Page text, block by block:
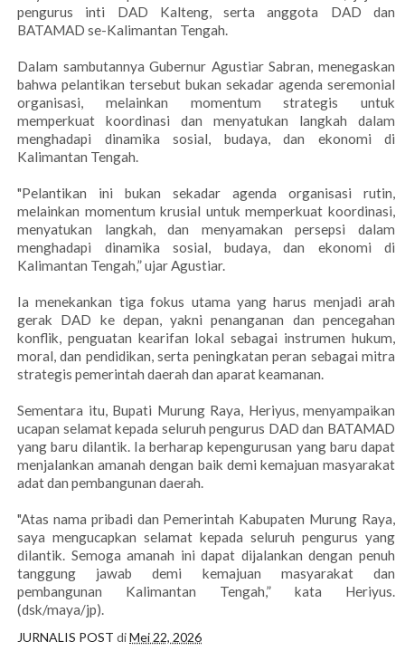
pengurus inti DAD Kalteng, serta anggota DAD dan
BATAMAD se-Kalimantan Tengah.
Dalam sambutannya Gubernur Agustiar Sabran, menegaskan
bahwa pelantikan tersebut bukan sekadar agenda seremonial
organisasi, melainkan momentum strategis untuk
memperkuat koordinasi dan menyatukan langkah dalam
menghadapi dinamika sosial, budaya, dan ekonomi di
Kalimantan Tengah.
"Pelantikan ini bukan sekadar agenda organisasi rutin,
melainkan momentum krusial untuk memperkuat koordinasi,
menyatukan langkah, dan menyamakan persepsi dalam
menghadapi dinamika sosial, budaya, dan ekonomi di
Kalimantan Tengah,” ujar Agustiar.
Ia menekankan tiga fokus utama yang harus menjadi arah
gerak DAD ke depan, yakni penanganan dan pencegahan
konflik, penguatan kearifan lokal sebagai instrumen hukum,
moral, dan pendidikan, serta peningkatan peran sebagai mitra
strategis pemerintah daerah dan aparat keamanan.
Sementara itu, Bupati Murung Raya, Heriyus, menyampaikan
ucapan selamat kepada seluruh pengurus DAD dan BATAMAD
yang baru dilantik. Ia berharap kepengurusan yang baru dapat
menjalankan amanah dengan baik demi kemajuan masyarakat
adat dan pembangunan daerah.
"Atas nama pribadi dan Pemerintah Kabupaten Murung Raya,
saya mengucapkan selamat kepada seluruh pengurus yang
dilantik. Semoga amanah ini dapat dijalankan dengan penuh
tanggung jawab demi kemajuan masyarakat dan
pembangunan Kalimantan Tengah,” kata Heriyus.
(dsk/maya/jp).
JURNALIS POST diMei 22, 2026